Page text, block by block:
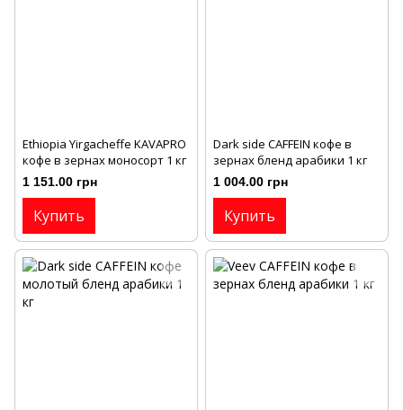
Ethiopia Yirgacheffe KAVAPRO
кофе в зернах моносорт 1 кг
1 151.00 грн
Купить
Dark side CAFFEIN кофе в
зернах бленд арабики 1 кг
1 004.00 грн
Купить